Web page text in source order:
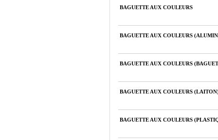
BAGUETTE AUX COULEURS
BAGUETTE AUX COULEURS
BAGUETTE AUX COULEURS
BAGUETTE AUX COULEURS
BAGUETTE AUX COULEURS